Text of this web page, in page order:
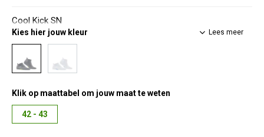
Cool Kick SN
Lees meer
Kies hier jouw kleur
Klik op maattabel om jouw maat te weten
42 - 43